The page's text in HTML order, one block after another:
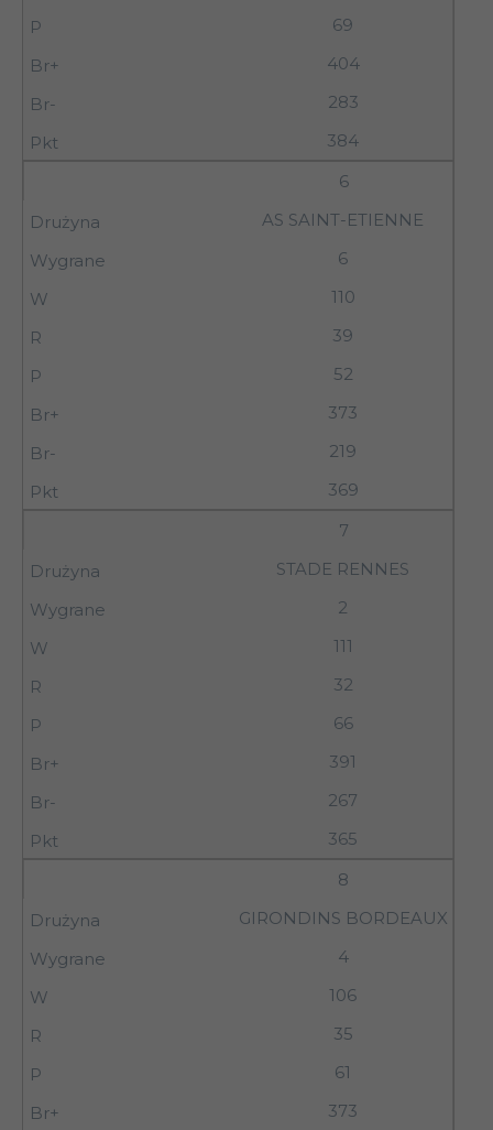
69
404
283
384
6
AS SAINT-ETIENNE
6
110
39
52
373
219
369
7
STADE RENNES
2
111
32
66
391
267
365
8
GIRONDINS BORDEAUX
4
106
35
61
373